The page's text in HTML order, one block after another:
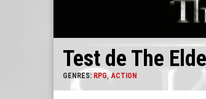
Test de The
GENRES: RPG ACTION